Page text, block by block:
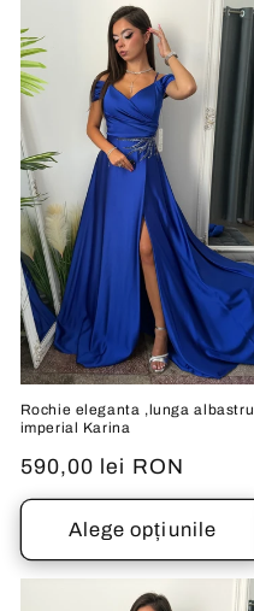
Rochie eleganta ,lunga albastru
imperial Karina
Preț
obișnuit
590,00 lei RON
Alege opțiunile